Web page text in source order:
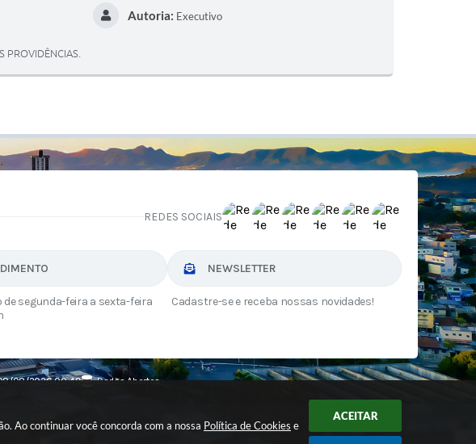
Ao continuar você concorda com a nossa Política de Cookies e
ACEITAR
Autoria: Executivo
PROVIDÊNCIAS.
REDES SOCIAIS
segunda-feira a sexta-feira
NEWSLETTER
Cadastre-se e receba nossas novidades!
08/2026 00:49 Dados Abertos